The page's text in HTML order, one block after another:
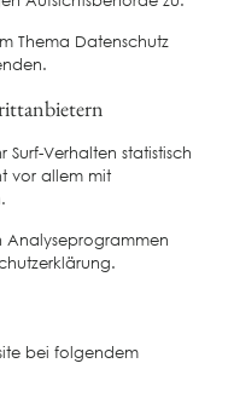
Thema Datenschutz
Surf-Verhalten statistisch
vor allem mit
Analyseprogrammen
bei folgendem